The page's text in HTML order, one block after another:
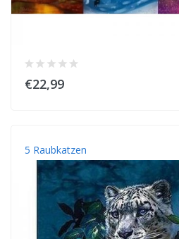
€22,99
5 Raubkatzen